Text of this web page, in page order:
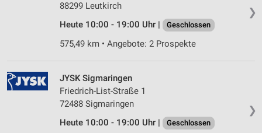
❯
88299 Leutkirch
Heute 10:00 - 19:00 Uhr |
Geschlossen
575,49 km • Angebote: 2 Prospekte
❯
JYSK Sigmaringen
Friedrich-List-Straße 1
72488 Sigmaringen
Heute 10:00 - 19:00 Uhr |
Geschlossen